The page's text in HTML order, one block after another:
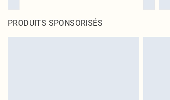
PRODUITS SPONSORISÉS